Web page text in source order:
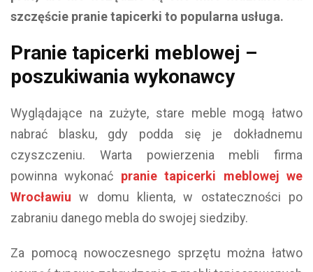
szczęście pranie tapicerki to popularna usługa.
Pranie tapicerki meblowej –
poszukiwania wykonawcy
Wyglądające na zużyte, stare meble mogą łatwo
nabrać blasku, gdy podda się je dokładnemu
czyszczeniu. Warta powierzenia mebli firma
powinna wykonać pranie tapicerki meblowej we
Wrocławiu w domu klienta, w ostateczności po
zabraniu danego mebla do swojej siedziby.
Za pomocą nowoczesnego sprzętu można łatwo